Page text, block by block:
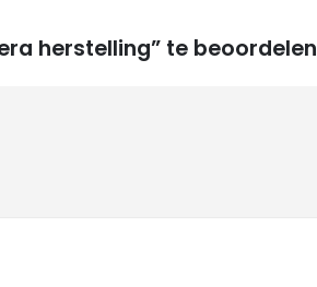
herstelling” te beoordelen